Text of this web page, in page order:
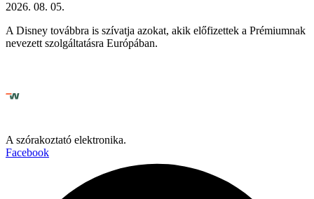
2026. 08. 05.
A Disney továbbra is szívatja azokat, akik előfizettek a Prémiumnak
nevezett szolgáltatásra Európában.
A szórakoztató elektronika.
Facebook